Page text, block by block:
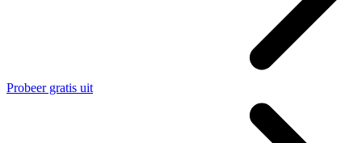
Probeer gratis uit